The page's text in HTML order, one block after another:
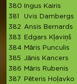
380 Ingus Kairis
381
Uvis Dambergs
382
Ansis Bernards
383
Edgars Kļaviņš
384
Māris Punculis
385
Jānis Kancers
386
Māris Rubenis
387
Pēteris Hoļavko